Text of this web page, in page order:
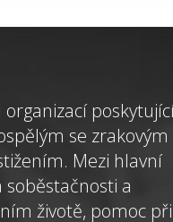
organizací
se zrakovým
Mezi hlavní
a
životě, pomoc při